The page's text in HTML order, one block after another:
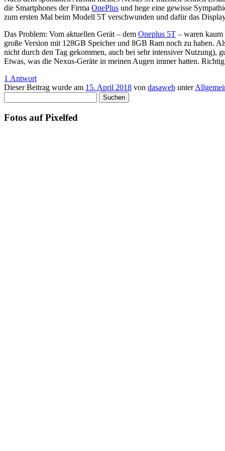
die Smartphones der Firma OnePlus und hege eine gewisse
zum ersten Mal beim Modell 5T verschwunden und dafür das
Das Problem: Vom aktuellen Gerät – dem Oneplus 5T – waren
große Version mit 128GB Speicher und 8GB Ram noch zu haben.
nicht durch den Tag gekommen, auch bei sehr intensiver Nutzung),
Etwas, was die Nexus-Geräte in meinen Augen immer hatten.
1 Antwort
Dieser Beitrag wurde am 15. April 2018 von dasaweb unter
nach:
Fotos auf Pixelfed